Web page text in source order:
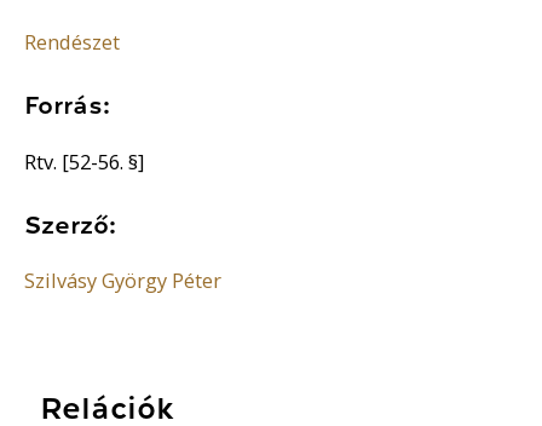
Rendészet
Forrás:
Rtv. [52-56. §]
Szerző:
Szilvásy György Péter
Relációk